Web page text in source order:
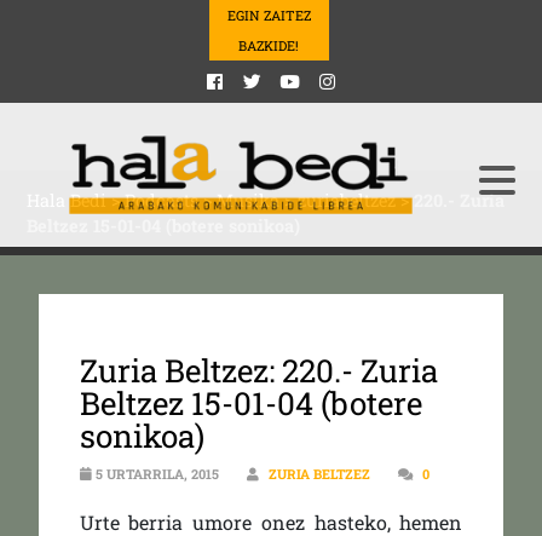
EGIN ZAITEZ
BAZKIDE!
Hala Bedi>Podcasts>Musika>zuriabeltzez> 220.- Zuria
Zuria Beltzez: 220.- Zuria
Beltzez 15-01-04 (botere
sonikoa)
5 URTARRILA, 2015 ZURIA BELTZEZ 0
Urte berria umore onez hasteko, hemen